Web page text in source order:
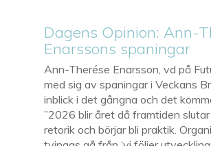
Dagens Opinion: Ann-
Enarssons spaningar
Ann-Therése Enarsson, vd på
med sig av spaningar i Veckans
inblick i det gångna och det
”2026 blir året då framtiden
retorik och börjar bli praktik.